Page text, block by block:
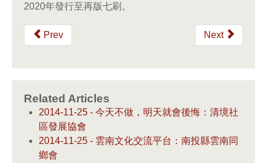
2020年發行至再版七刷。
Prev Next
Related Articles
2014-11-25 - 今天不做，明天就會後悔：清境社
區發展協會
2014-11-25 - 雲南文化交流平台：南投縣雲南同
鄉會